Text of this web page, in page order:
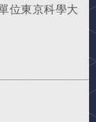
位東京科學大